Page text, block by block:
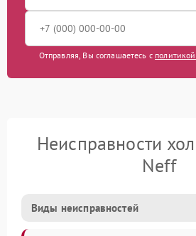
Отправляя, Вы соглашаетесь с
Неисправности
Neff
Виды неисправностей